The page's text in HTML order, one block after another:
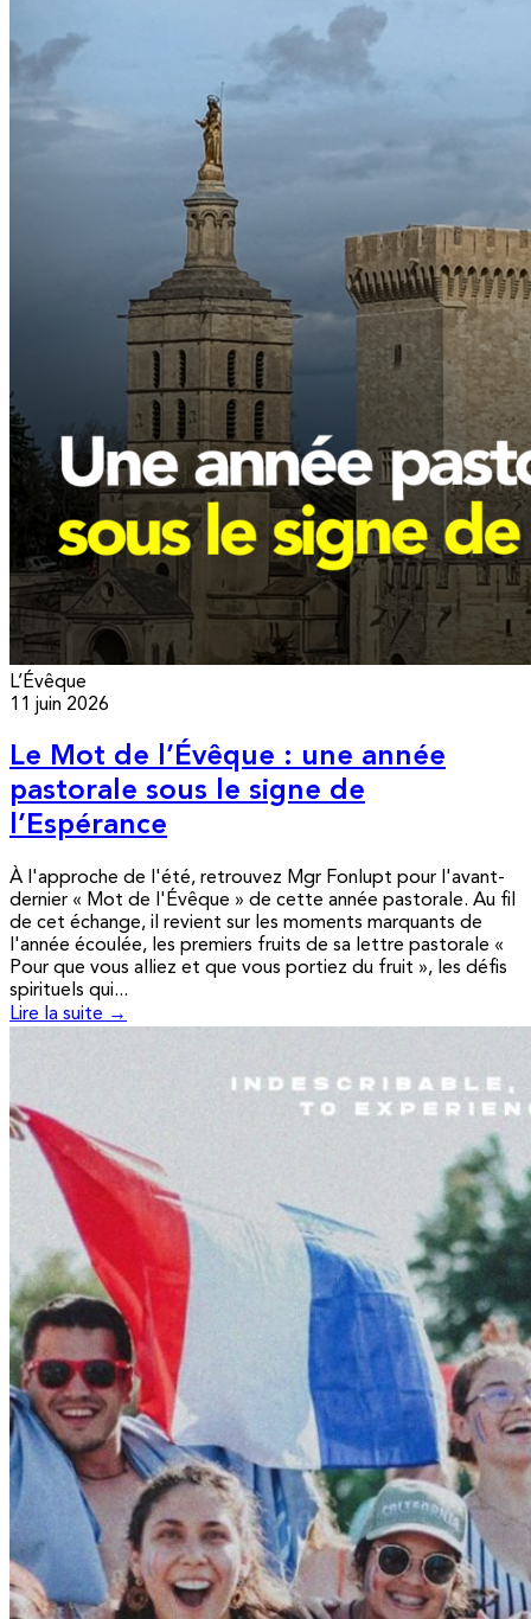
L’Évêque
11 juin 2026
Le Mot de l’Évêque : une année
pastorale sous le signe de
l’Espérance
À l'approche de l'été, retrouvez Mgr Fonlupt pour l'avant-
dernier « Mot de l'Évêque » de cette année pastorale. Au fil
de cet échange, il revient sur les moments marquants de
l'année écoulée, les premiers fruits de sa lettre pastorale «
Pour que vous alliez et que vous portiez du fruit », les défis
spirituels qui...
Lire la suite →